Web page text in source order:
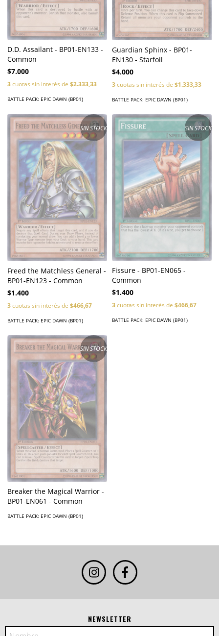
D.D. Assailant - BP01-EN133 -
Common
$7.000
3cuotas sin interés de $2.333,33
BATTLE PACK: EPIC DAWN (BP01)
Guardian Sphinx - BP01-
EN130 - Starfoil
$4.000
3cuotas sin interés de $1.333,33
BATTLE PACK: EPIC DAWN (BP01)
SIN STOCK
Freed the Matchless General -
BP01-EN123 - Common
$1.400
3cuotas sin interés de $466,67
BATTLE PACK: EPIC DAWN (BP01)
SIN STOCK
Fissure - BP01-EN065 -
Common
$1.400
3cuotas sin interés de $466,67
BATTLE PACK: EPIC DAWN (BP01)
SIN STOCK
Breaker the Magical Warrior -
BP01-EN061 - Common
BATTLE PACK: EPIC DAWN (BP01)
NEWSLETTER